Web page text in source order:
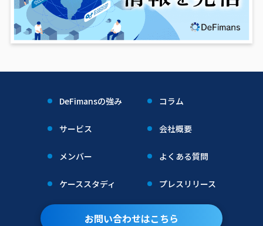
DeFimansの強み コラム
サービス 会社概要
メンバー よくある質問
ケーススタディ プレスリリース
お問い合わせはこちら